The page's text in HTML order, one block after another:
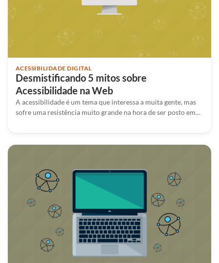
ACESSIBILIDADE DIGITAL
Desmistificando 5 mitos sobre
Acessibilidade na Web
A acessibilidade é um tema que interessa a muita gente, mas
sofre uma resistência muito grande na hora de ser posto em…